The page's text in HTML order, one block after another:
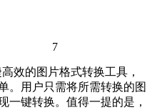
7
效的图片格式转换工具，
。用户只需将所需转换的图
一键转换。值得一提的是，